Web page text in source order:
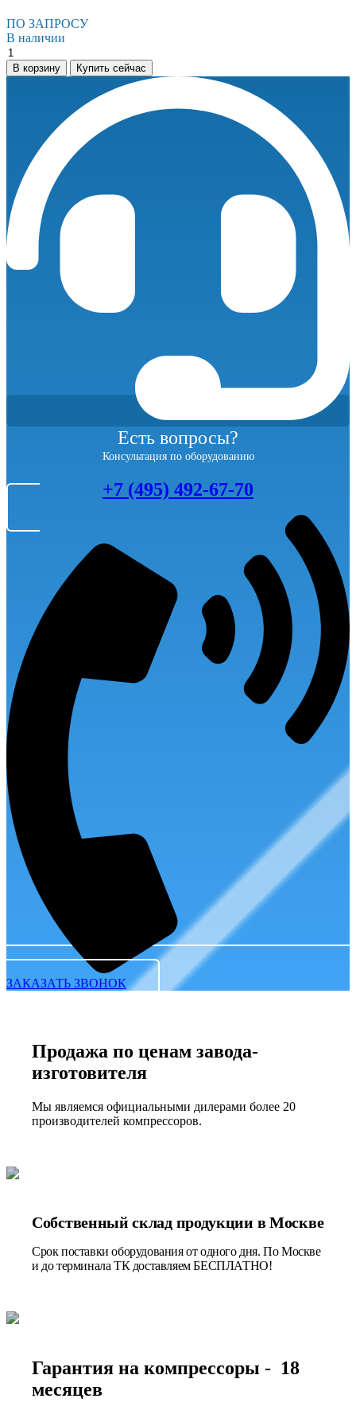
ПО ЗАПРОСУ
В наличии
Безмасляные
спиральные
компрессоры
10K2/55
количество
В корзину Купить сейчас
Есть вопросы?
Консультация по оборудованию
+7 (495) 492-67-70
ЗАКАЗАТЬ ЗВОНОК
Продажа по ценам завода-
изготовителя
Мы являемся официальными дилерами более 20
производителей компрессоров.
Собственный склад продукции в Москве
Срок поставки оборудования от одного дня. По Москве
и до терминала ТК доставляем БЕСПЛАТНО!
Гарантия на компрессоры - 18
месяцев